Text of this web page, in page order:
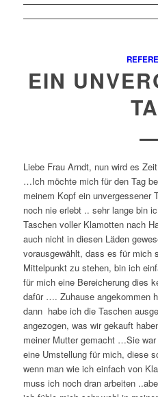
EIN
Liebe Frau Arndt, nun wird es
…Ich möchte mich für den Tag
meinem Kopf ein unvergessener
noch nie erlebt .. sehr lange bin
Taschen voller Klamotten nach
auch nicht in diesen Läden
vorausgewählt, dass es für mich
Mittelpunkt zu stehen, bin ich
für mich eine Bereicherung dies
dafür …. Zuhause angekommen
dann habe ich die Taschen
angezogen, was wir gekauft
meiner Mutter gemacht …Sie
eine Umstellung für mich, diese
wenn man wie ich einfach von
muss ich noch dran arbeiten